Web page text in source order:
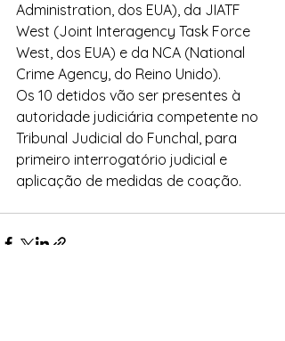
Administration, dos EUA), da JIATF
West (Joint Interagency Task Force
West, dos EUA) e da NCA (National
Crime Agency, do Reino Unido).
Os 10 detidos vão ser presentes à
autoridade judiciária competente no
Tribunal Judicial do Funchal, para
primeiro interrogatório judicial e
aplicação de medidas de coação.